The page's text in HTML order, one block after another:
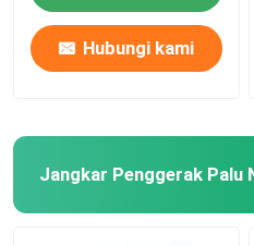
Hubungi kami
Jangkar Penggerak Palu